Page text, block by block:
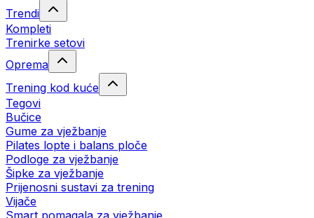
Trendi
Kompleti
Trenirke setovi
Oprema
Trening kod kuće
Tegovi
Bučice
Gume za vježbanje
Pilates lopte i balans ploče
Podloge za vježbanje
Šipke za vježbanje
Prijenosni sustavi za trening
Vijače